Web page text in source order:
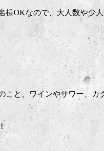
様OKなので、大人数や少
と、ワインやサワー、カ